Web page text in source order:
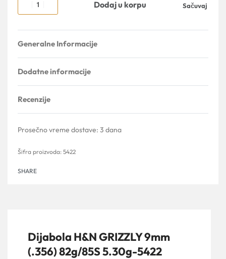
Dodaj u korpu Sačuvaj
Generalne Informacije
Dodatne informacije
Recenzije
Prosečno vreme dostave: 3 dana
5422
SHARE
Dijabola H&N GRIZZLY 9mm
(.356) 82g/85S 5.30g-5422